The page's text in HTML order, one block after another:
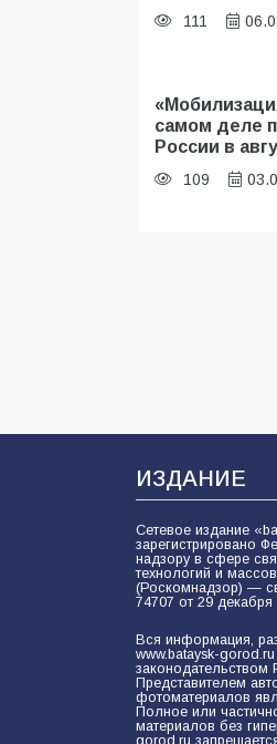
111
самом деле
России в
109
108
В детском
освоили
в ходе
91
Батайским
награды
ИЗДАНИЕ
Сетевое издание
зарегистрировано
надзору в сфере
технологий и
(Роскомнадзор) —
74707 от 29 декабря
Вся информация,
www.bataysk-
законодательством
Представителем
фотоматериалов
Полное или
материалов без
gorod.ru